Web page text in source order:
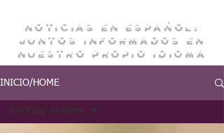
NOTICIAS EN ESPAÑOL:
JUNTOS INFORMADOS EN
NUESTRO PROPIO IDIOMA
INICIO/HOME
Noticias/ All News